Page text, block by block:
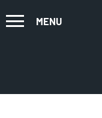
MENU